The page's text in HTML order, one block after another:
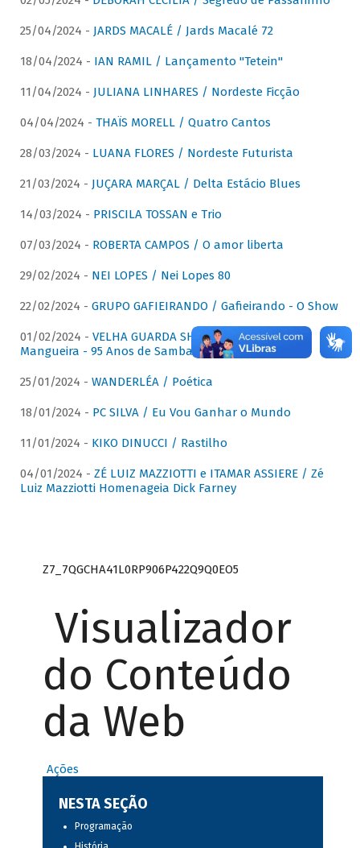
25/04/2024 - JARDS MACALÉ / Jards Macalé 72
18/04/2024 - IAN RAMIL / Lançamento "Tetein"
11/04/2024 - JULIANA LINHARES / Nordeste Ficção
04/04/2024 - THAÏS MORELL / Quatro Cantos
28/03/2024 - LUANA FLORES / Nordeste Futurista
21/03/2024 - JUÇARA MARÇAL / Delta Estácio Blues
14/03/2024 - PRISCILA TOSSAN e Trio
07/03/2024 - ROBERTA CAMPOS / O amor liberta
29/02/2024 - NEI LOPES / Nei Lopes 80
22/02/2024 - GRUPO GAFIEIRANDO / Gafieirando - O Show
01/02/2024 - VELHA GUARDA SHOW DA MANGUEIRA /
Mangueira - 95 Anos de Samba
25/01/2024 - WANDERLÉA / Poética
18/01/2024 - PC SILVA / Eu Vou Ganhar o Mundo
11/01/2024 - KIKO DINUCCI / Rastilho
04/01/2024 - ZÉ LUIZ MAZZIOTTI e ITAMAR ASSIERE / Zé
Luiz Mazziotti Homenageia Dick Farney
Z7_7QGCHA41L0RP906P422Q9Q0EO5
Visualizador
do Conteúdo
da Web
Ações
NESTA SEÇÃO
Programação